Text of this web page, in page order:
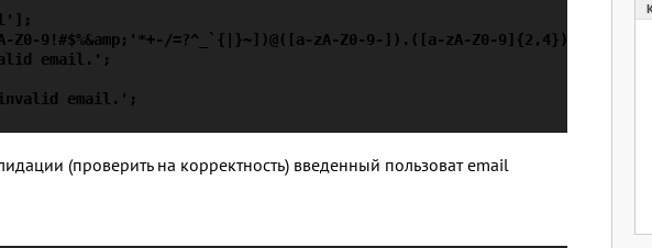
Z0-9!#$%&amp;'*+-/=?^_`{|}~])@([a-zA-Z0-9-]).([a-zA-Z0-
email.';
email.';
(проверить на корректность) введенный пользоват email